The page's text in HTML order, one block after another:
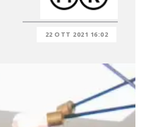
22 OTT 2021 16:02